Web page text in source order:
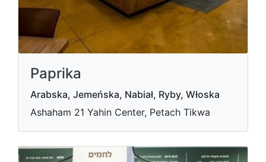
Paprika
Arabska, Jemeńska, Nabiał, Ryby, Włoska
Ashaham 21 Yahin Center, Petach Tikwa